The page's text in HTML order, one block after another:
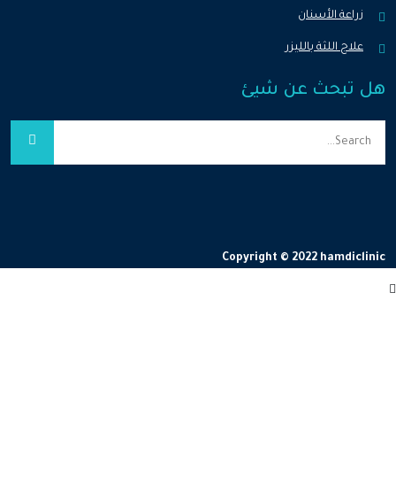
زراعة الأسنان
علاج اللثة بالليزر
هل تبحث عن شيئ
Copyright © 2022 hamdiclinic